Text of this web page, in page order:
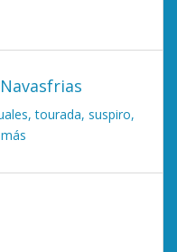
Navasfrias
tourada, suspiro,